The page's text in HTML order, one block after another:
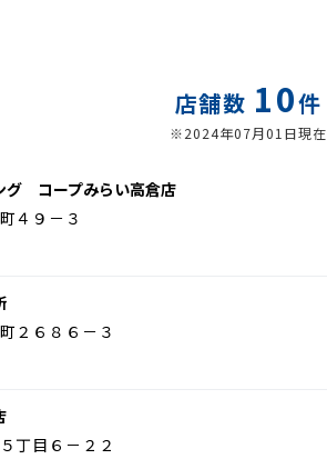
店舗数 10件
※2024年07月01日現在
グ コープみらい高倉店
４９－３
２６８６－３
丁目６－２２